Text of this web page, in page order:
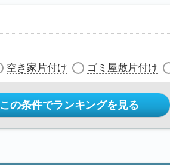
空き家片付け ゴミ屋敷片付け
この条件でランキングを見る